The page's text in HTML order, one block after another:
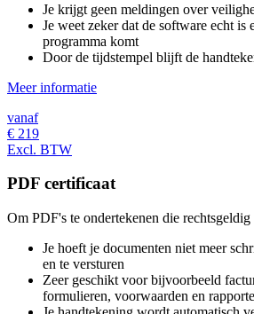
Je krijgt geen meldingen over
Je weet zeker dat de software echt is
programma komt
Door de tijdstempel blijft de
Meer informatie
vanaf
€ 219
Excl. BTW
PDF certificaat
Om PDF's te ondertekenen die rechtsgeldig
Je hoeft je documenten niet meer
en te versturen
Zeer geschikt voor bijvoorbeeld
formulieren, voorwaarden en